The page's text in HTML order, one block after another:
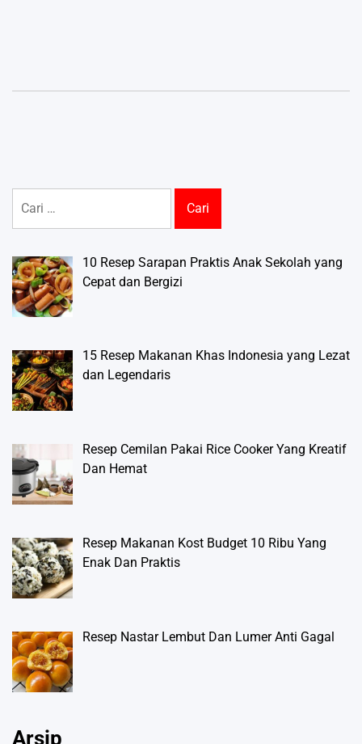
untuk:
10 Resep Sarapan Praktis Anak Sekolah yang
Cepat dan Bergizi
15 Resep Makanan Khas Indonesia yang Lezat
dan Legendaris
Resep Cemilan Pakai Rice Cooker Yang Kreatif
Dan Hemat
Resep Makanan Kost Budget 10 Ribu Yang
Enak Dan Praktis
Resep Nastar Lembut Dan Lumer Anti Gagal
Arsip